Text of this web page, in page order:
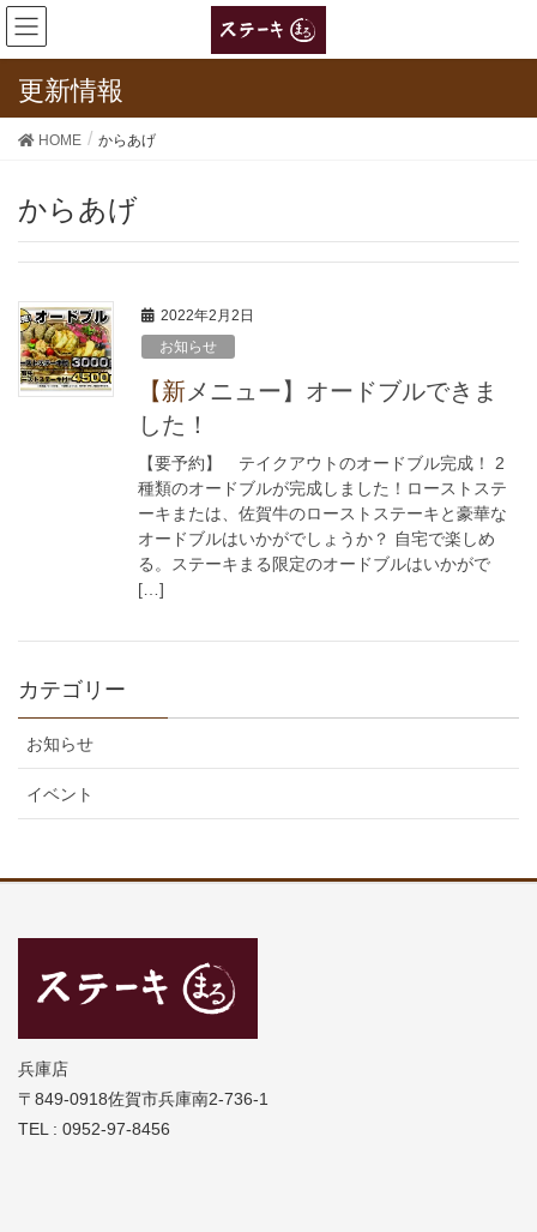
更新情報
HOME からあげ
からあげ
2022年2月2日
お知らせ
【新メニュー】オードブルできま
した！
【要予約】 テイクアウトのオードブル完成！ 2
種類のオードブルが完成しました！ローストステ
ーキまたは、佐賀牛のローストステーキと豪華な
オードブルはいかがでしょうか？ 自宅で楽しめ
る。ステーキまる限定のオードブルはいかがで
[…]
カテゴリー
お知らせ
イベント
兵庫店
〒849-0918佐賀市兵庫南2-736-1
TEL : 0952-97-8456